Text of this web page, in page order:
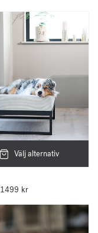
Välj alternativ
1499 krPrisintervall: